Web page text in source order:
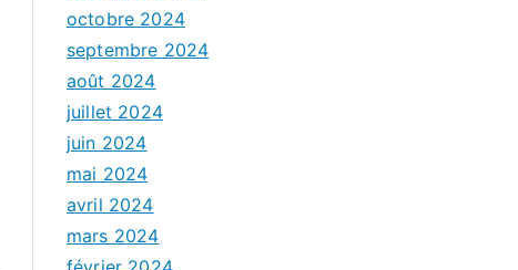
octobre 2024
septembre 2024
août 2024
juillet 2024
juin 2024
mai 2024
avril 2024
mars 2024